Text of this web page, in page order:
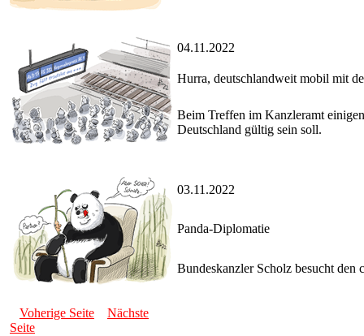
04.11.2022
Hurra, deutschlandweit mobil mit
Beim Treffen im Kanzleramt
Deutschland gültig sein soll.
03.11.2022
Panda-Diplomatie
Bundeskanzler Scholz besucht den
Voherige Seite
Nächste
Seite